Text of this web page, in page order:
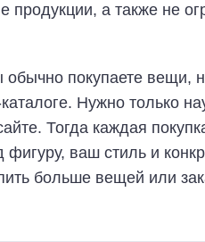
продукции, а также не
обычно покупаете вещи,
Нужно только
Тогда каждая
ваш стиль и
больше вещей или